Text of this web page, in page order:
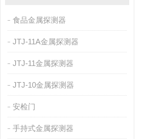
食品金属探测器
JTJ-11A金属探测器
JTJ-11金属探测器
JTJ-10金属探测器
安检门
手持式金属探测器